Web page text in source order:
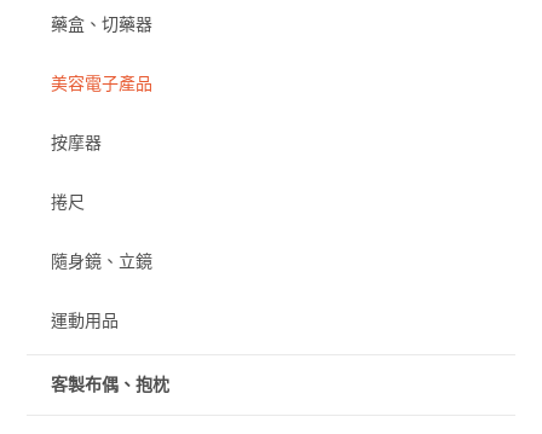
藥盒、切藥器
美容電子產品
按摩器
捲尺
隨身鏡、立鏡
運動用品
客製布偶、抱枕